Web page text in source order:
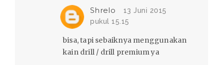
Shrelo
13 Juni 2015
pukul 15.15
bisa, tapi sebaiknya menggunakan
kain drill / drill premium ya